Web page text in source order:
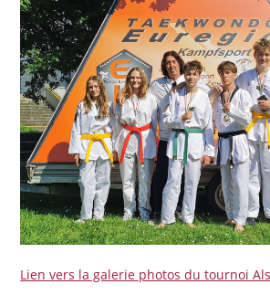
Lien vers la galerie photos du tournoi